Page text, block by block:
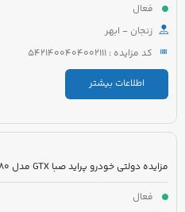
فعال
زنجان - ابهر
کد مزایده : 5421400404002111
اطلاعات بیشتر
فعال